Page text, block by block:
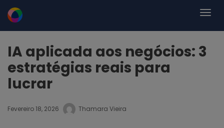
IA aplicada aos negócios: 3
estratégias reais para
lucrar
Fevereiro 18, 2026 Thamara Vieira